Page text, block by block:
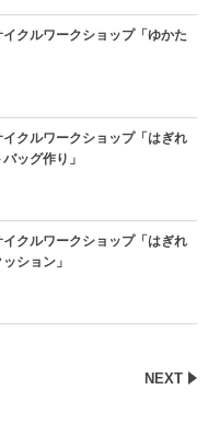
イクルワークショップ「ゆかた
イクルワークショップ「はぎれ
ッグ作り」
イクルワークショップ「はぎれ
ション」
NEXT